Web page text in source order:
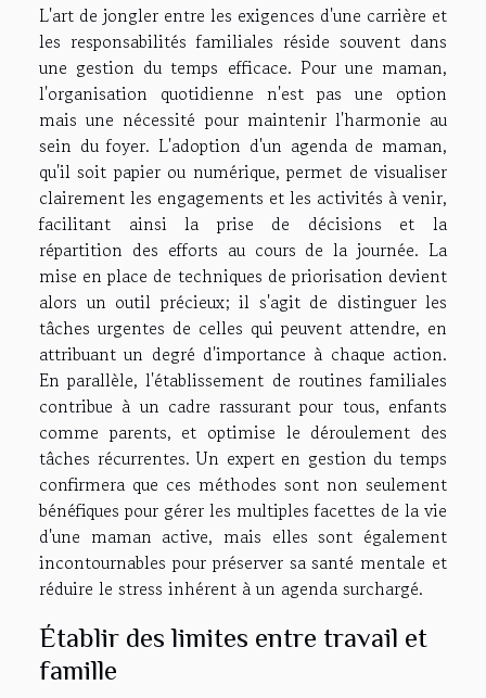
L'art de jongler entre les exigences d'une carrière et
les responsabilités familiales réside souvent dans
une gestion du temps efficace. Pour une maman,
l'organisation quotidienne n'est pas une option
mais une nécessité pour maintenir l'harmonie au
sein du foyer. L'adoption d'un agenda de maman,
qu'il soit papier ou numérique, permet de visualiser
clairement les engagements et les activités à venir,
facilitant ainsi la prise de décisions et la
répartition des efforts au cours de la journée. La
mise en place de techniques de priorisation devient
alors un outil précieux; il s'agit de distinguer les
tâches urgentes de celles qui peuvent attendre, en
attribuant un degré d'importance à chaque action.
En parallèle, l'établissement de routines familiales
contribue à un cadre rassurant pour tous, enfants
comme parents, et optimise le déroulement des
tâches récurrentes. Un expert en gestion du temps
confirmera que ces méthodes sont non seulement
bénéfiques pour gérer les multiples facettes de la vie
d'une maman active, mais elles sont également
incontournables pour préserver sa santé mentale et
réduire le stress inhérent à un agenda surchargé.
Établir des limites entre travail et
famille